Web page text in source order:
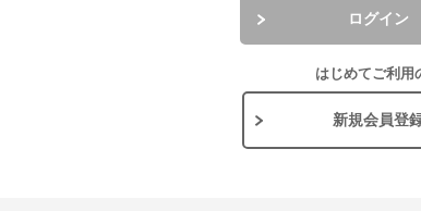
ログイン
はじめてご利用
新規会員登